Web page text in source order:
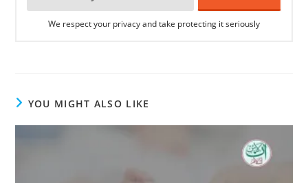
We respect your privacy and take protecting it seriously
YOU MIGHT ALSO LIKE